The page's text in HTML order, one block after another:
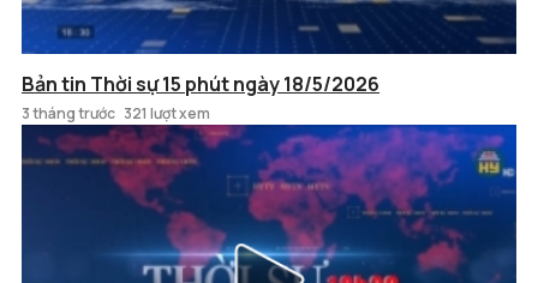
Bản tin Thời sự 15 phút ngày 18/5/2026
3 tháng trước 321 lượt xem